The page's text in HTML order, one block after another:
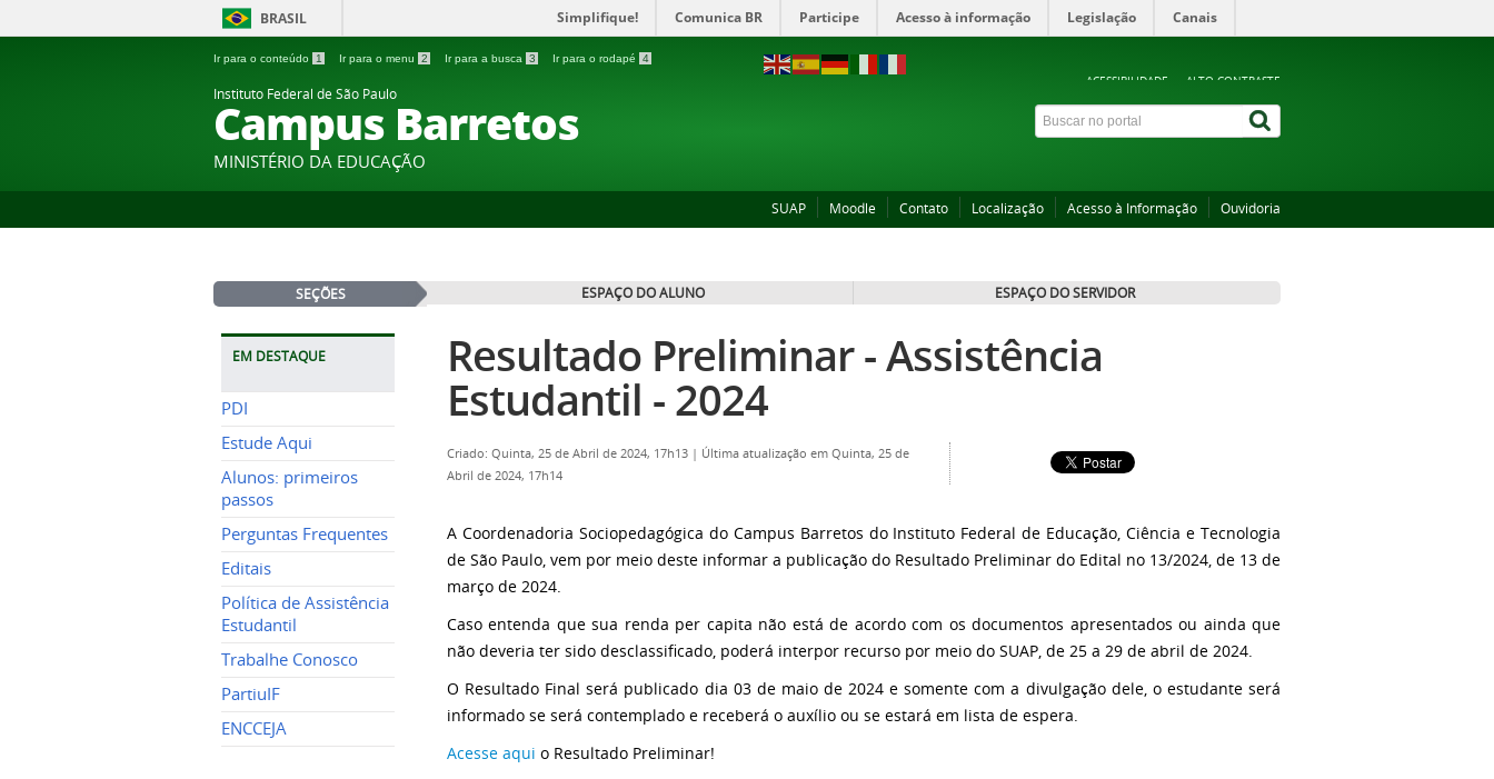
BRASIL Simplifique! Comunica BR Participe Acesso à informação Legislação Canais
Ir para o conteúdo 1 Ir para o menu 2 Ir para a busca 3 Ir para o rodapé 4
ACESSIBILIDADE ALTO CONTRASTE
Instituto Federal de São Paulo
Campus Barretos
MINISTÉRIO DA EDUCAÇÃO
SUAP Moodle Contato Localização Acesso à Informação Ouvidoria
SEÇÕES ESPAÇO DO ALUNO ESPAÇO DO SERVIDOR
EM DESTAQUE
PDI
Estude Aqui
Alunos: primeiros
passos
Perguntas Frequentes
Editais
Política de Assistência
Estudantil
Trabalhe Conosco
PartiuIF
ENCCEJA
Resultado Preliminar - Assistência
Estudantil - 2024
Criado: Quinta, 25 de Abril de 2024, 17h13 | Última atualização em Quinta, 25 de
Abril de 2024, 17h14
A Coordenadoria Sociopedagógica do Campus Barretos do Instituto Federal de Educação, Ciência e Tecnologia
de São Paulo, vem por meio deste informar a publicação do Resultado Preliminar do Edital no 13/2024, de 13 de
março de 2024.
Caso entenda que sua renda per capita não está de acordo com os documentos apresentados ou ainda que
não deveria ter sido desclassificado, poderá interpor recurso por meio do SUAP, de 25 a 29 de abril de 2024.
O Resultado Final será publicado dia 03 de maio de 2024 e somente com a divulgação dele, o estudante será
informado se será contemplado e receberá o auxílio ou se estará em lista de espera.
Acesse aqui o Resultado Preliminar!